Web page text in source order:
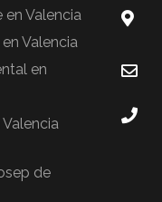
Valencia
Valencia
en
de